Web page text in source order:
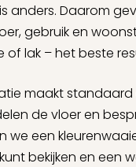
anders. Daarom
gebruik en
of lak – het beste
maakt
de vloer en
we een
bekijken en een